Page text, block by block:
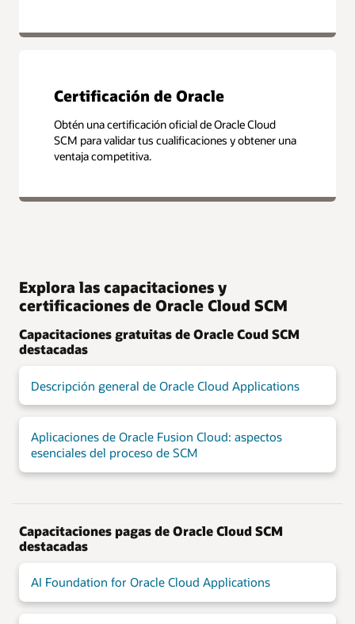
Certificación de Oracle
Obtén una certificación oficial de Oracle Cloud
SCM para validar tus cualificaciones y obtener una
ventaja competitiva.
Explora las capacitaciones y
certificaciones de Oracle Cloud SCM
Capacitaciones gratuitas de Oracle Coud SCM
destacadas
Descripción general de Oracle Cloud Applications
Aplicaciones de Oracle Fusion Cloud: aspectos
esenciales del proceso de SCM
Capacitaciones pagas de Oracle Cloud SCM
destacadas
AI Foundation for Oracle Cloud Applications